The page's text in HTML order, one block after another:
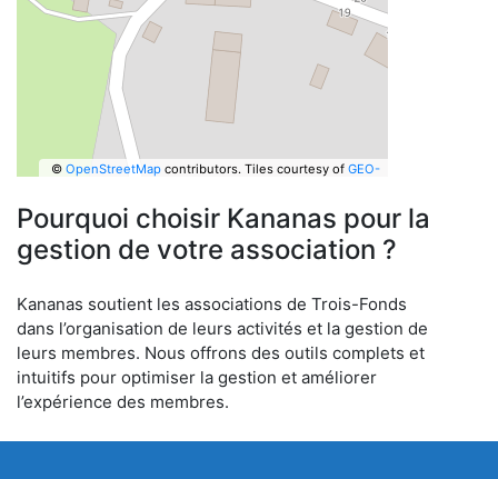
© OpenStreetMapcontributors. Tiles courtesy of GEO-
Pourquoi choisir Kananas pour la
gestion de votre association ?
Kananas soutient les associations de Trois-Fonds
dans l’organisation de leurs activités et la gestion de
leurs membres. Nous offrons des outils complets et
intuitifs pour optimiser la gestion et améliorer
l’expérience des membres.